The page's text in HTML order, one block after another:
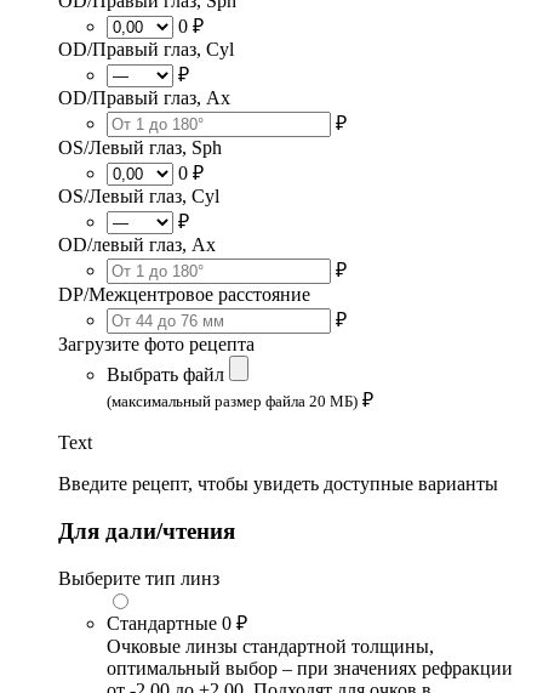
0 ₽
OD/Правый глаз, Cyl
₽
OD/Правый глаз, Ax
₽
OS/Левый глаз, Sph
0 ₽
OS/Левый глаз, Cyl
₽
OD/левый глаз, Ax
₽
DP/Межцентровое расстояние
₽
Загрузите фото рецепта
Выбрать файл
(максимальный размер файла 20 МБ) ₽
Text
Введите рецепт, чтобы увидеть доступные варианты
Для дали/чтения
Выберите тип линз
Стандартные 0 ₽
Очковые линзы стандартной толщины,
оптимальный выбор – при значениях рефракции